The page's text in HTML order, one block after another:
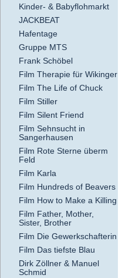
Kinder- & Babyflohmarkt
JACKBEAT
Hafentage
Gruppe MTS
Frank Schöbel
Film Therapie für Wikinger
Film The Life of Chuck
Film Stiller
Film Silent Friend
Film Sehnsucht in
Sangerhausen
Film Rote Sterne überm
Feld
Film Karla
Film Hundreds of Beavers
Film How to Make a Killing
Film Father, Mother,
Sister, Brother
Film Die Gewerkschafterin
Film Das tiefste Blau
Dirk Zöllner & Manuel
Schmid